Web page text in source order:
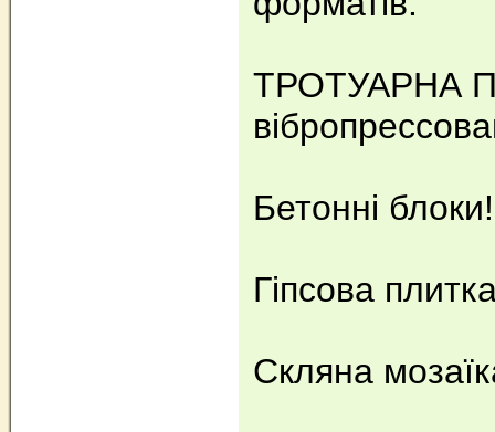
ТРОТУАРНА
Бетонні
Гіпсова
Скляна